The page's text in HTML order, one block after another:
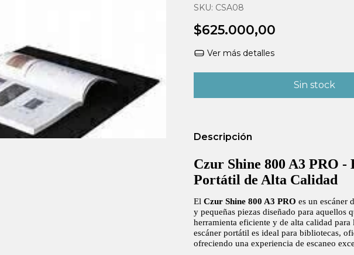
SKU: CSA08
$625.000,00
Ver más detalles
Descripción
Czur Shine 800 A3 PRO -
Portátil de Alta Calidad
El Czur Shine 800 A3 PRO es un escáner
y pequeñas piezas diseñado para aquellos
herramienta eficiente y de alta calidad
escáner portátil es ideal para bibliotecas,
ofreciendo una experiencia de escaneo